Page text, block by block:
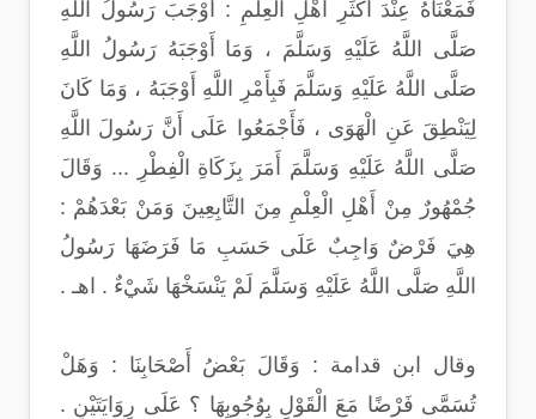
فَمَعْنَاهُ عِنْدَ أَكْثَرِ أَهْلِ الْعِلْمِ : أَوْجَبَ رَسُولُ اللَّهِ
صَلَّى اللَّهُ عَلَيْهِ وَسَلَّمَ ، وَمَا أَوْجَبَهُ رَسُولُ اللَّهِ
صَلَّى اللَّهُ عَلَيْهِ وَسَلَّمَ فَبِأَمْرِ اللَّهِ أَوْجَبَهُ ، وَمَا كَانَ
لِيَنْطِقَ عَنِ الْهَوَى ، فَأَجْمَعُوا عَلَى أَنَّ رَسُولَ اللَّهِ
صَلَّى اللَّهُ عَلَيْهِ وَسَلَّمَ أَمَرَ بِزَكَاةِ الْفِطْرِ ... وَقَالَ
جُمْهُورٌ مِنْ أَهْلِ الْعِلْمِ مِنَ التَّابِعِينَ وَمَنْ بَعْدَهُمْ :
هِيَ فَرْضٌ وَاجِبٌ عَلَى حَسَبِ مَا فَرَضَهَا رَسُولُ
اللَّهِ صَلَّى اللَّهُ عَلَيْهِ وَسَلَّمَ لَمْ يَنْسَخْهَا شَيْءٌ . اهـ .
وقال ابن قدامة : وَقَالَ بَعْضُ أَصْحَابِنَا : وَهَلْ
تُسَمَّى فَرْضًا مَعَ الْقَوْلِ بِوُجُوبِهَا ؟ عَلَى رِوَايَتَيْنِ .